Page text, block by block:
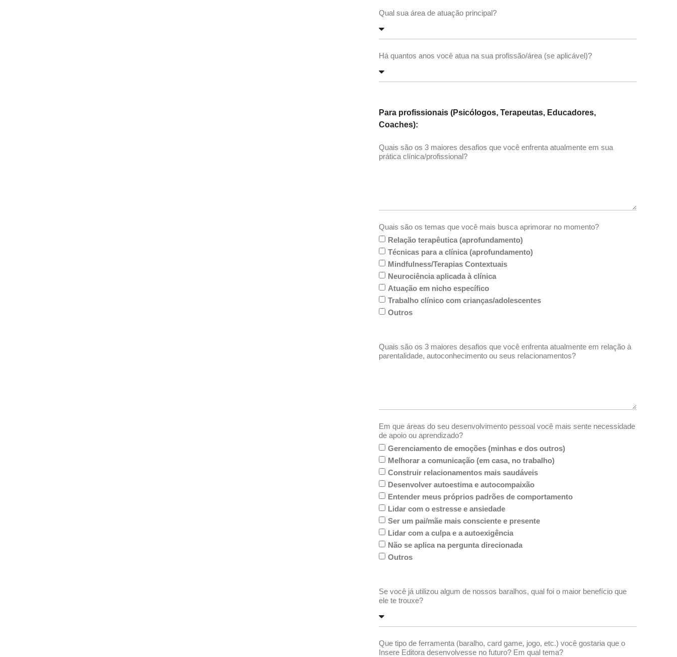
Qual sua área de atuação principal?
Há quantos anos você atua na sua profissão/área (se aplicável)?
Para profissionais (Psicólogos, Terapeutas, Educadores,
Coaches):
Quais são os 3 maiores desafios que você enfrenta atualmente em sua
prática clínica/profissional?
Quais são os temas que você mais busca aprimorar no momento?
Relação terapêutica (aprofundamento)
Técnicas para a clínica (aprofundamento)
Mindfulness/Terapias Contextuais
Neurociência aplicada à clínica
Atuação em nicho específico
Trabalho clínico com crianças/adolescentes
Outros
Quais são os 3 maiores desafios que você enfrenta atualmente em relação à
parentalidade, autoconhecimento ou seus relacionamentos?
Em que áreas do seu desenvolvimento pessoal você mais sente necessidade
de apoio ou aprendizado?
Gerenciamento de emoções (minhas e dos outros)
Melhorar a comunicação (em casa, no trabalho)
Construir relacionamentos mais saudáveis
Desenvolver autoestima e autocompaixão
Entender meus próprios padrões de comportamento
Lidar com o estresse e ansiedade
Ser um pai/mãe mais consciente e presente
Lidar com a culpa e a autoexigência
Não se aplica na pergunta direcionada
Outros
Se você já utilizou algum de nossos baralhos, qual foi o maior benefício que
ele te trouxe?
Que tipo de ferramenta (baralho, card game, jogo, etc.) você gostaria que o
Insere Editora desenvolvesse no futuro? Em qual tema?